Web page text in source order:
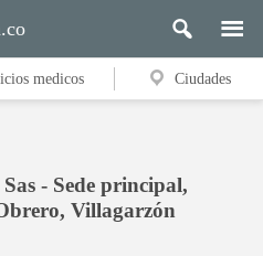
medicos Ciudades
- Sede principal,
Villagarzón